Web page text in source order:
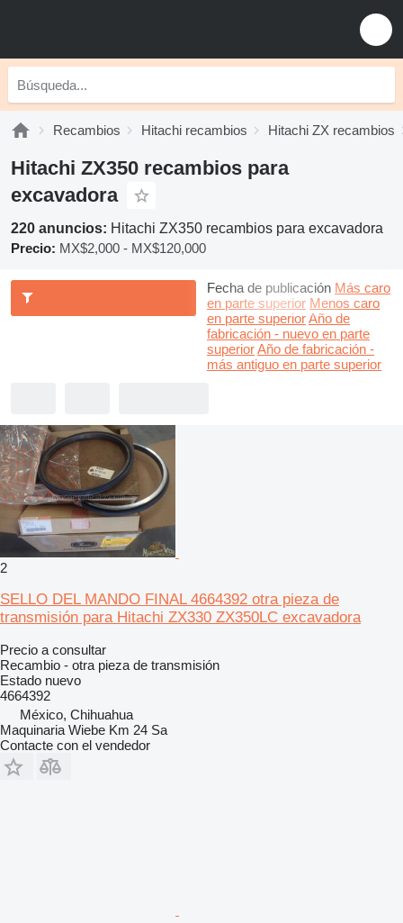
Recambios Hitachi recambios Hitachi ZX recambios
Hitachi ZX350 recambios para
excavadora
220 anuncios: Hitachi ZX350 recambios para excavadora
Precio: MX$2,000 - MX$120,000
Fecha de publicación Más caro
en parte superior Menos caro
en parte superiorAño de
fabricación - nuevo en parte
superiorAño de fabricación -
más antiguo en parte superior
2
SELLO DEL MANDO FINAL 4664392 otra pieza de
transmisión para Hitachi ZX330 ZX350LC excavadora
Precio a consultar
Recambio - otra pieza de transmisión
Estado nuevo
4664392
México, Chihuahua
Maquinaria Wiebe Km 24 Sa
Contacte con el vendedor